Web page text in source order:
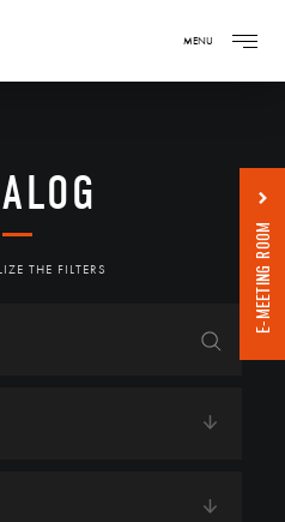
MENU
THE FILTERS E-MEETING ROOM